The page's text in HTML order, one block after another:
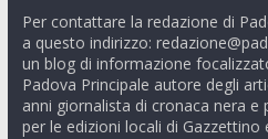
Per contattare la redazione di
a questo indirizzo:
un blog di informazione
Padova Principale autore degli
anni giornalista di cronaca nera e
per le edizioni locali di Gazzettino